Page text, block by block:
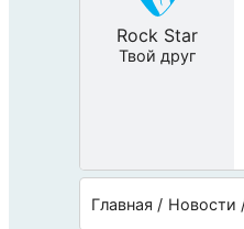
Rock Star
Твой друг
Главная Новости